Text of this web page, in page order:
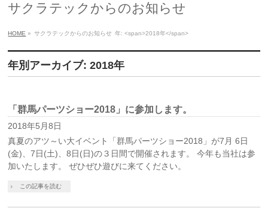
サクラテックからのお知らせ
HOME » サクラテックからのお知らせ 年: <span>2018年</span>
年別アーカイブ: 2018年
「群馬パーツショー2018」に参加します。
2018年5月8日
真夏のアツ～い大イベント「群馬パーツショー2018」が7月 6日
(金)、7日(土)、8日(日)の３日間で開催されます。 今年も当社は参
加いたします。 ぜひぜひ遊びに来てください。
この記事を読む